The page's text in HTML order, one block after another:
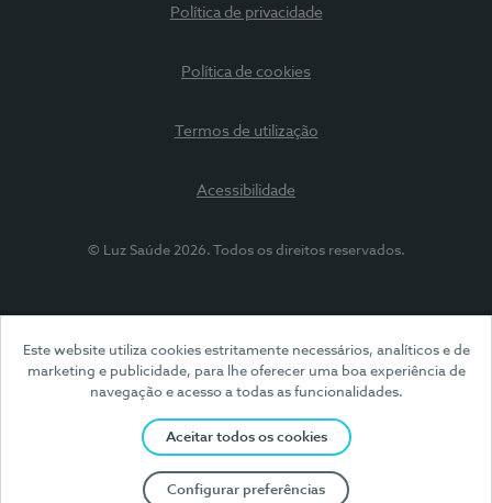
Este website utiliza cookies estritamente necessários, analíticos e de
marketing e publicidade, para lhe oferecer uma boa experiência de
navegação e acesso a todas as funcionalidades.
Aceitar todos os cookies
Configurar preferências
Política de privacidade
Política de cookies
Termos de utilização
Acessibilidade
© Luz Saúde 2026. Todos os direitos reservados.